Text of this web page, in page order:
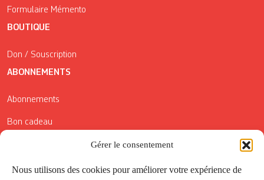
Gérer le consentement
Nous utilisons des cookies pour améliorer votre expérience de
Formulaire Mémento
BOUTIQUE
Don / Souscription
ABONNEMENTS
Abonnements
Bon cadeau
Conditions générales de vente
Réductions de la Carte Côté Courrier